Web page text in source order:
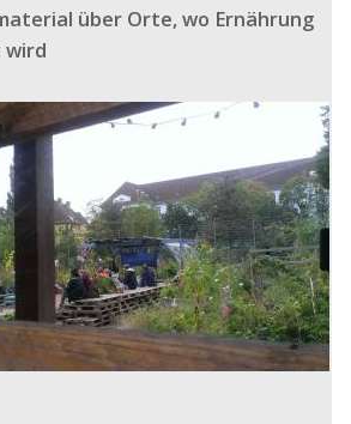
über Orte, wo Ernährung
wird